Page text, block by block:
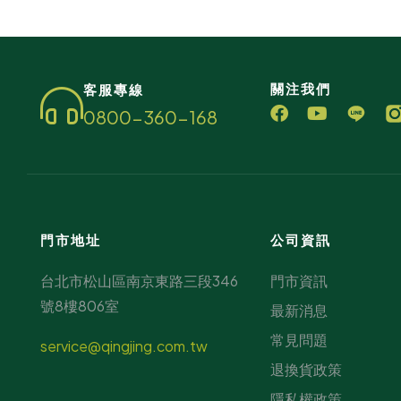
客服專線
0800-360-168
關注我們
門市地址
台北市松山區南京東路三段346
號8樓806室
service@qingjing.com.tw
公司資訊
門市資訊
最新消息
常見問題
退換貨政策